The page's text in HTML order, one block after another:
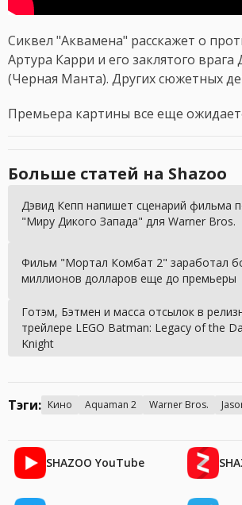
Сиквел "Аквамена" расскажет о
Артура Карри и его заклятого
(Черная Манта). Других сюжетных
Премьера картины все еще
Больше статей на Shazoo
Дэвид Кепп напишет сценарий фильма
"Миру Дикого Запада" для Warner Bros.
Фильм "Мортал Комбат 2" заработал
миллионов долларов еще до премьеры
Готэм, Бэтмен и масса отсылок в
трейлере LEGO Batman: Legacy of the
Knight
Тэги: Кино Aquaman 2 Warner Bros.
SHAZOO YouTube